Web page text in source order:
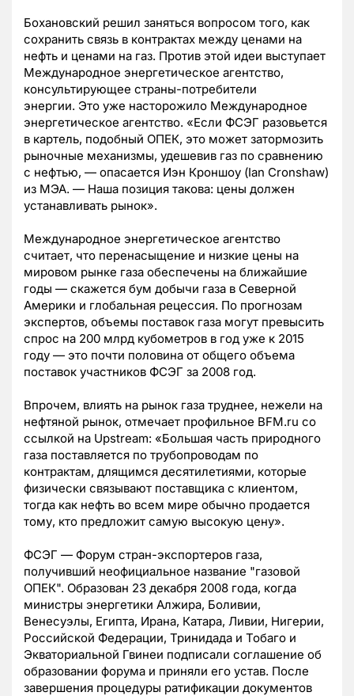
Бохановский решил заняться вопросом того, как
сохранить связь в контрактах между ценами на
нефть и ценами на газ. Против этой идеи выступает
Международное энергетическое агентство,
консультирующее страны-потребители
энергии. Это уже насторожило Международное
энергетическое агентство. «Если ФСЭГ разовьется
в картель, подобный ОПЕК, это может затормозить
рыночные механизмы, удешевив газ по сравнению
с нефтью, — опасается Иэн Кроншоу (Ian Cronshaw)
из МЭА. — Наша позиция такова: цены должен
устанавливать рынок».
Международное энергетическое агентство
считает, что перенасыщение и низкие цены на
мировом рынке газа обеспечены на ближайшие
годы — скажется бум добычи газа в Северной
Америки и глобальная рецессия. По прогнозам
экспертов, объемы поставок газа могут превысить
спрос на 200 млрд кубометров в год уже к 2015
году — это почти половина от общего объема
поставок участников ФСЭГ за 2008 год.
Впрочем, влиять на рынок газа труднее, нежели на
нефтяной рынок, отмечает профильное BFM.ru со
ссылкой на Upstream: «Большая часть природного
газа поставляется по трубопроводам по
контрактам, длящимся десятилетиями, которые
физически связывают поставщика с клиентом,
тогда как нефть во всем мире обычно продается
тому, кто предложит самую высокую цену».
ФСЭГ — Форум стран-экспортеров газа,
получивший неофициальное название "газовой
ОПЕК". Образован 23 декабря 2008 года, когда
министры энергетики Алжира, Боливии,
Венесуэлы, Египта, Ирана, Катара, Ливии, Нигерии,
Российской Федерации, Тринидада и Тобаго и
Экваториальной Гвинеи подписали соглашение об
образовании форума и приняли его устав. После
завершения процедуры ратификации документов